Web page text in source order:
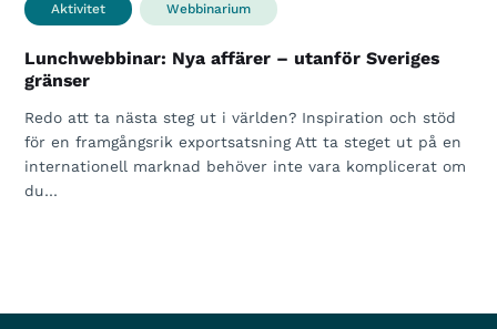
Aktivitet Webbinarium
Lunchwebbinar: Nya affärer – utanför Sveriges
gränser
Redo att ta nästa steg ut i världen? Inspiration och stöd
för en framgångsrik exportsatsning Att ta steget ut på en
internationell marknad behöver inte vara komplicerat om
du…